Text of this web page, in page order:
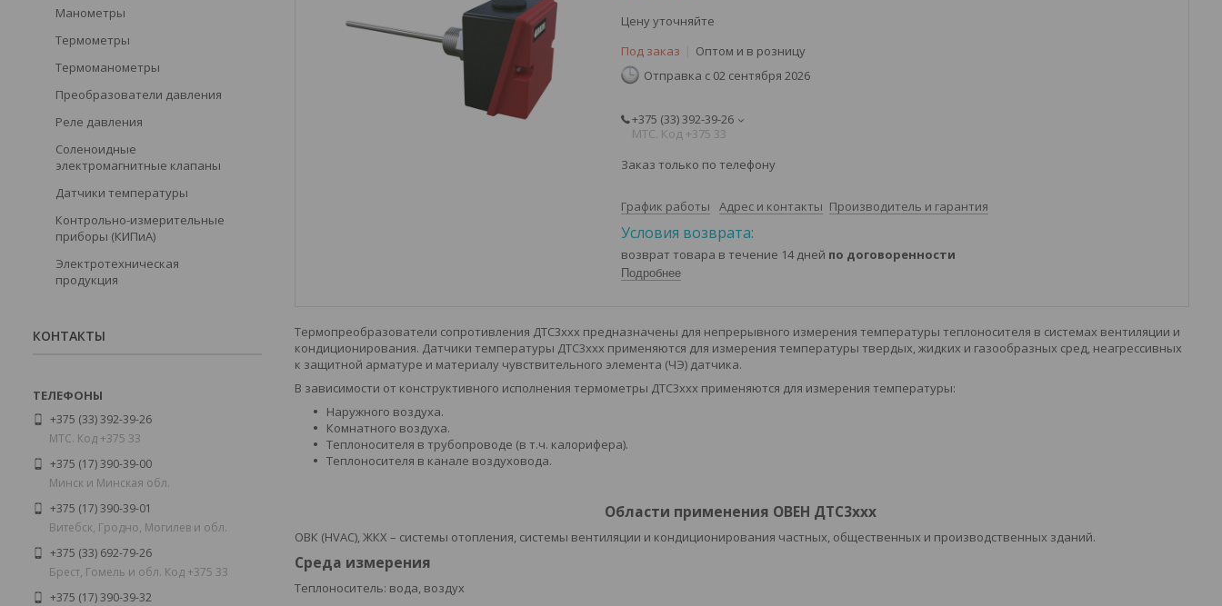
Цену уточняйте
Под заказ
Оптом и в розницу
Отправка с 02 сентября 2026
+375 (33) 392-39-26
МТС. Код +375 33
Заказ только по телефону
График работы Адрес и контакты Производитель и гарантия
возврат товара в течение 14 дней по договоренности
Подробнее
Термопреобразователи сопротивления ДТС3ххх предназначены для непрерывного измерения температуры теплоносителя в системах вентиляции и
кондиционирования. Датчики температуры ДТС3ххх применяются для измерения температуры твердых, жидких и газообразных сред, неагрессивных
к защитной арматуре и материалу чувствительного элемента (ЧЭ) датчика.
В зависимости от конструктивного исполнения термометры ДТС3ххх применяются для измерения температуры:
Наружного воздуха.
Комнатного воздуха.
Теплоносителя в трубопроводе (в т.ч. калорифера).
Теплоносителя в канале воздуховода.
Области применения ОВЕН ДТС3ххх
ОВК (HVAC), ЖКХ – системы отопления, системы вентиляции и кондиционирования частных, общественных и производственных зданий.
Среда измерения
Теплоноситель: вода, воздух
Манометры
Термометры
Термоманометры
Преобразователи давления
Реле давления
Соленоидные
электромагнитные клапаны
Датчики температуры
Контрольно-измерительные
приборы (КИПиА)
Электротехническая
продукция
КОНТАКТЫ
+375 (33) 392-39-26
МТС. Код +375 33
+375 (17) 390-39-00
Минск и Минская обл.
+375 (17) 390-39-01
Витебск, Гродно, Могилев и обл.
+375 (33) 692-79-26
Брест, Гомель и обл. Код +375 33
+375 (17) 390-39-32